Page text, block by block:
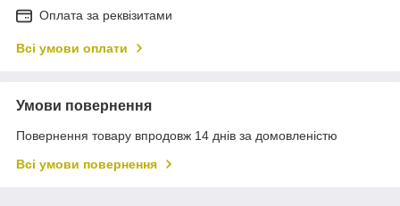
Оплата за реквізитами
Всі умови оплати
Умови повернення
Повернення товару впродовж 14 днів за домовленістю
Всі умови повернення